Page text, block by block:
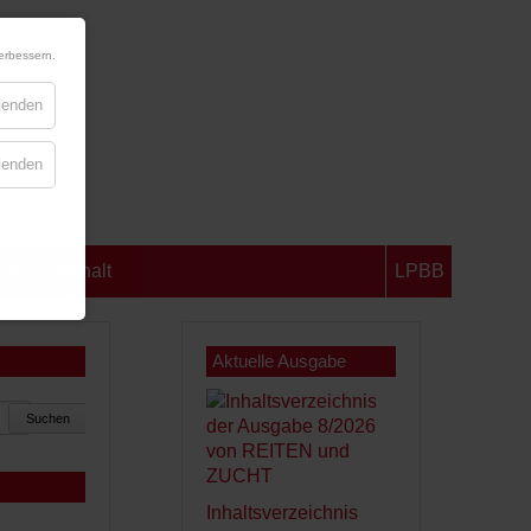
Anhalt LPBB
Suchen
Aktuelle Ausgabe
Inhaltsverzeichnis